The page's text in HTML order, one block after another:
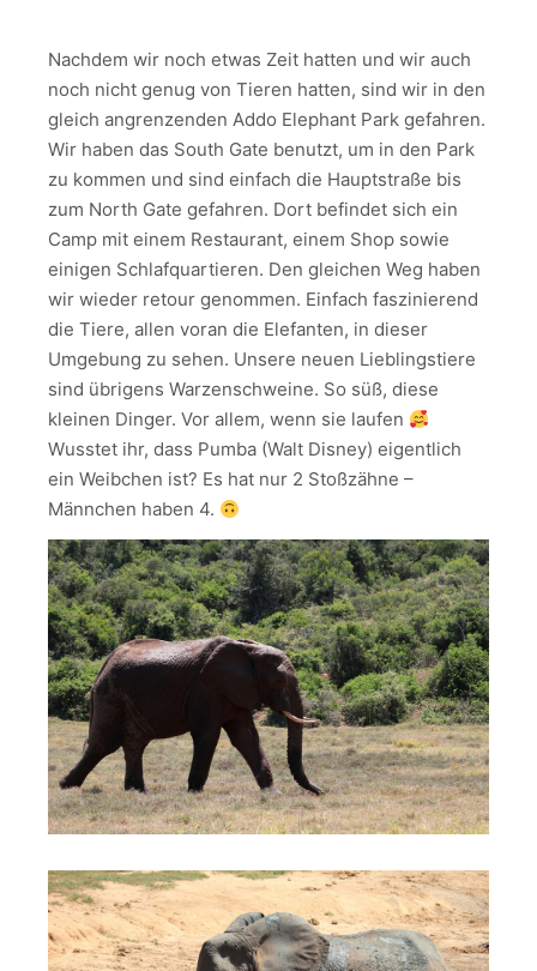
Nachdem wir noch etwas Zeit hatten und wir auch
noch nicht genug von Tieren hatten, sind wir in den
gleich angrenzenden Addo Elephant Park gefahren.
Wir haben das South Gate benutzt, um in den Park
zu kommen und sind einfach die Hauptstraße bis
zum North Gate gefahren. Dort befindet sich ein
Camp mit einem Restaurant, einem Shop sowie
einigen Schlafquartieren. Den gleichen Weg haben
wir wieder retour genommen. Einfach faszinierend
die Tiere, allen voran die Elefanten, in dieser
Umgebung zu sehen. Unsere neuen Lieblingstiere
sind übrigens Warzenschweine. So süß, diese
kleinen Dinger. Vor allem, wenn sie laufen
Wusstet ihr, dass Pumba (Walt Disney) eigentlich
ein Weibchen ist? Es hat nur 2 Stoßzähne –
Männchen haben 4.